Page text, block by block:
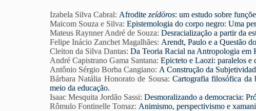
Izabela Silva Cabral: Afrodite zeídōros: um estudo sobre
Maicom Souza e Silva: Epistemologia do corpo negro: Uma
Mateus Raynner André de Souza: Desracialização a partir da
Felipe Inácio Zanchet Magalhães: Arendt, Paulo e a Questão
Cleiton da Silva Dantas: Da Teoria Racial na Antropologia em
André Capistrano Gama Santana: Epicteto e Laozi: paralelos e
Antônio Sérgio Borba Cangiano: A Construção da
Bárbara Natália Honorato de Sousa: Cartografia filosófica da
meio da educação.
Isaac Mesquita Jordão Sassi: Desmoralizando a democracia:
Rômulo Fontinelle Tomaz: Animismo, perspectivismo e